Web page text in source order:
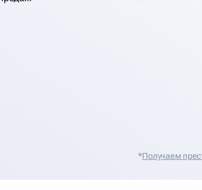
*Получаем